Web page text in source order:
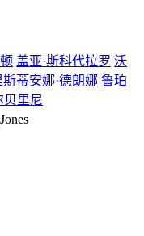
盖亚·斯科代拉罗 沃
斯蒂安娜·德朗娜 鲁珀
贝里尼